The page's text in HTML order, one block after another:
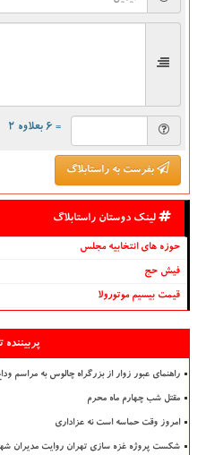
= ۶ بعلاوه ۲
بفرست به راستابلاگ
لینک دوستان راستابلاگ
حوزه های انتخابیه مجلس
فیش حج
قیمت بیسیم موتورولا
پربیننده
راهنمای عبور زوار از بزرگراه چالوس به مراسم
مقتل شب چهارم ماه محرم
امروز وقت حماسه است نه عزاداری
شکست پروژه غزه سازی تهران روایت مدیران